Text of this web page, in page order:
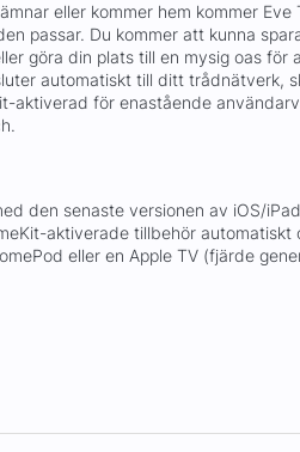
eller kommer hem kommer
passar. Du kommer att kunna
göra din plats till en mysig oas för
automatiskt till ditt trådnätverk,
aktiverad för enastående
den senaste versionen av iOS/
aktiverade tillbehör automatiskt
eller en Apple TV (fjärde